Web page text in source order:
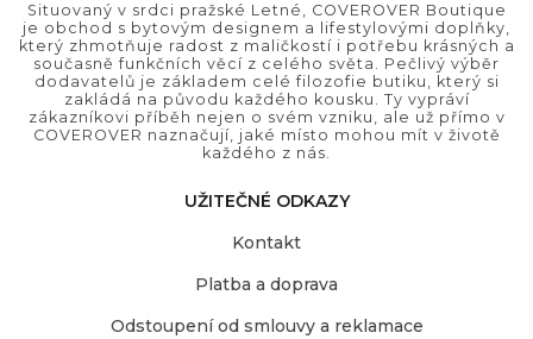
Situovaný v srdci pražské Letné, COVEROVER Boutique
je obchod s bytovým designem a lifestylovými doplňky,
který zhmotňuje radost z maličkostí i potřebu krásných a
současně funkčních věcí z celého světa. Pečlivý výběr
dodavatelů je základem celé filozofie butiku, který si
zakládá na původu každého kousku. Ty vypráví
zákazníkovi příběh nejen o svém vzniku, ale už přímo v
COVEROVER naznačují, jaké místo mohou mít v životě
každého z nás.
UŽITEČNÉ ODKAZY
Kontakt
Platba a doprava
Odstoupení od smlouvy a reklamace